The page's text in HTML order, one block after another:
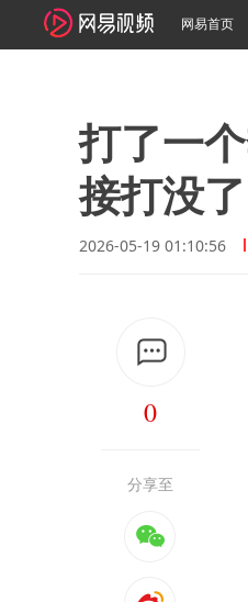
网易首页
打了一
接打没了
2026-05-19 01:10:56
0
分享至